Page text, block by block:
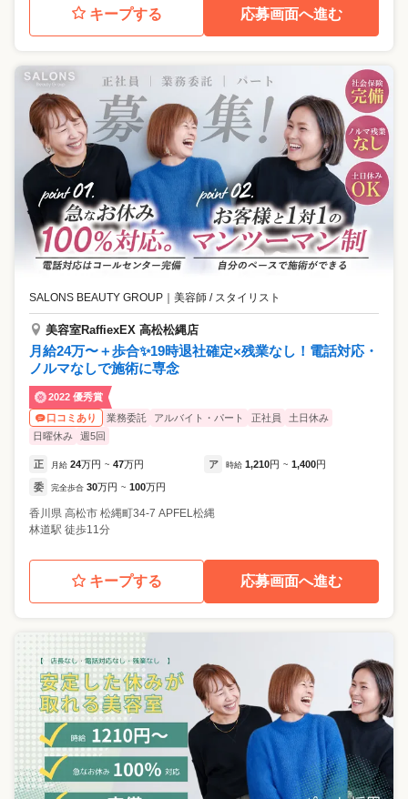
キープする 応募画面へ進む
SALONS BEAUTY GROUP 美容師 / スタイリスト
美容室RaffiexEX 高松松縄店
月給24万〜＋歩合✨19時退社確定×残業なし！電話対応・
ノルマなしで施術に専念
2022 優秀賞
口コミあり
業務委託 アルバイト・パート 正社員
土日休み
日曜休み
週5回
正 月給 24万円 ~ 47万円 ア 時給 1,210円 ~ 1,400円
委 完全歩合 30万円 ~ 100万円
香川県 高松市 松縄町34-7 APFEL松縄
林道駅 徒歩11分
キープする 応募画面へ進む